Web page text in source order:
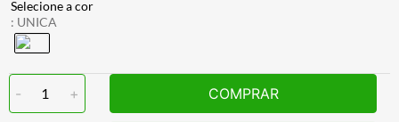
: UNICA
- 1 + COMPRAR